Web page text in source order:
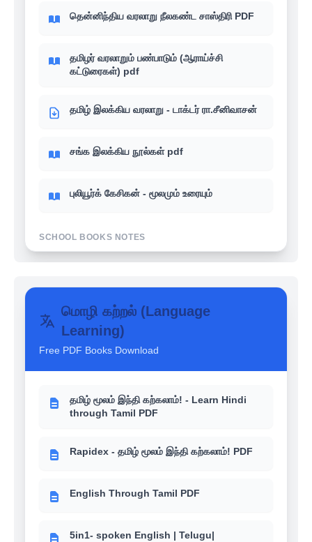
தென்னிந்திய வரலாறு நீலகண்ட சாஸ்திரி PDF
தமிழர் வரலாறும் பண்பாடும் (ஆராய்ச்சி
கட்டுரைகள்) pdf
தமிழ் இலக்கிய வரலாறு - டாக்டர் ரா.சீனிவாசன்
சங்க இலக்கிய நூல்கள் pdf
புலியூர்க் கேசிகன் - மூலமும் உரையும்
SCHOOL BOOKS NOTES
books வரலாறு (History)
உங்களுக்கு தெரியுமா? - 6th-12th School
books பொருளாதாரம் (Economics)
books இந்திய அரசியல் (Polity)
மொழி கற்றல் (Language
Learning)
Free PDF Books Download
தமிழ் மூலம் இந்தி கற்கலாம்! - Learn Hindi
through Tamil PDF
Rapidex - தமிழ் மூலம் இந்தி கற்கலாம்! PDF
English Through Tamil PDF
5in1- spoken English | Telugu|